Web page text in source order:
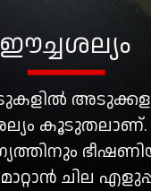
ചില
ഈച്ചശല്യം